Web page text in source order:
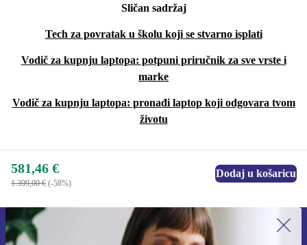
Sličan sadržaj
Tech za povratak u školu koji se stvarno isplati
Vodič za kupnju laptopa: potpuni priručnik za sve vrste i
marke
Vodič za kupnju laptopa: pronađi laptop koji odgovara tvom
životu
581,46 €
1.399,00 € (-58%)
Dodaj u košaricu
Prijavi se na newsletter!